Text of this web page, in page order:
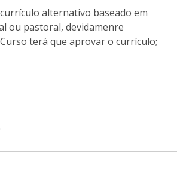
de Doutoramento em
alternativo baseado em
ou pastoral, devidamenre
terá que aprovar o currículo;